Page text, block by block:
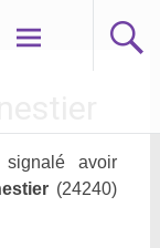
avoir
(24240)